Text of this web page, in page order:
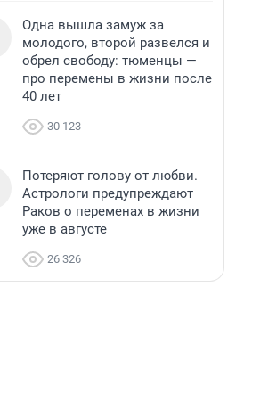
Одна вышла замуж за
молодого, второй развелся и
обрел свободу: тюменцы —
про перемены в жизни после
40 лет
30 123
Потеряют голову от любви.
Астрологи предупреждают
Раков о переменах в жизни
уже в августе
26 326